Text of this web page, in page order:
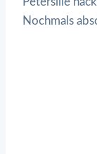
Nochmals